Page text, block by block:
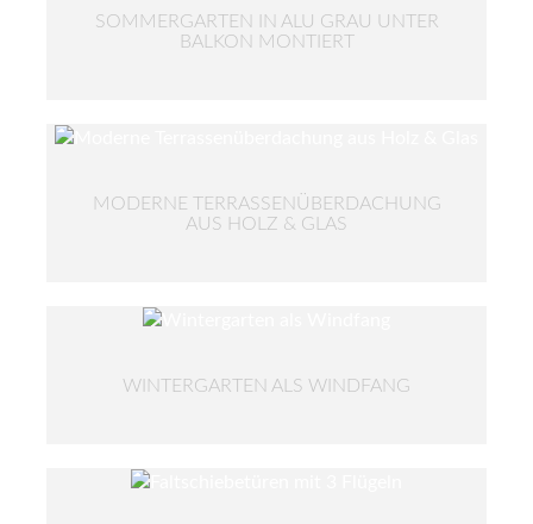
SOMMERGARTEN IN ALU GRAU UNTER
BALKON MONTIERT
MODERNE TERRASSENÜBERDACHUNG
AUS HOLZ & GLAS
WINTERGARTEN ALS WINDFANG